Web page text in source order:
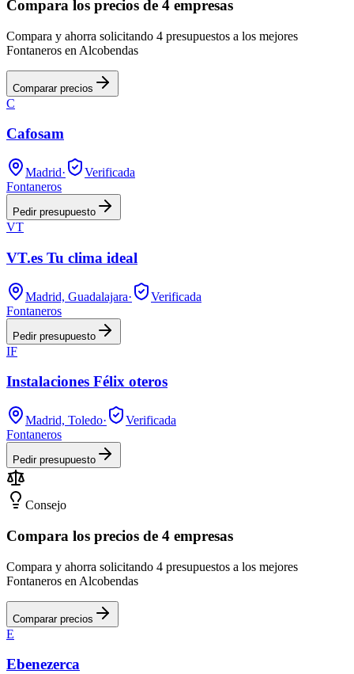
Compara los precios de 4 empresas
Compara y ahorra solicitando 4 presupuestos a los mejores
Fontaneros en Alcobendas
Comparar precios
C
Cafosam
Madrid·
Verificada
Fontaneros
Pedir presupuesto
VT
VT.es Tu clima ideal
Madrid, Guadalajara·
Verificada
Fontaneros
Pedir presupuesto
IF
Instalaciones Félix oteros
Madrid, Toledo·
Verificada
Fontaneros
Pedir presupuesto
Consejo
Compara los precios de 4 empresas
Compara y ahorra solicitando 4 presupuestos a los mejores
Fontaneros en Alcobendas
Comparar precios
E
Ebenezerca